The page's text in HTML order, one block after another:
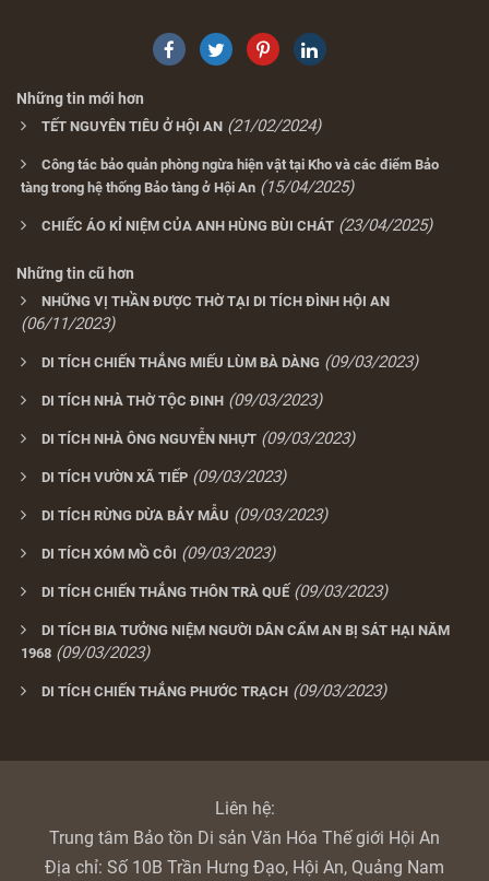
Những tin mới hơn
TẾT NGUYÊN TIÊU Ở HỘI AN (21/02/2024)
Công tác bảo quản phòng ngừa hiện vật tại Kho và các điểm Bảo
tàng trong hệ thống Bảo tàng ở Hội An (15/04/2025)
CHIẾC ÁO KỈ NIỆM CỦA ANH HÙNG BÙI CHÁT (23/04/2025)
Những tin cũ hơn
NHỮNG VỊ THẦN ĐƯỢC THỜ TẠI DI TÍCH ĐÌNH HỘI AN
(06/11/2023)
DI TÍCH CHIẾN THẮNG MIẾU LÙM BÀ DÀNG (09/03/2023)
DI TÍCH NHÀ THỜ TỘC ĐINH (09/03/2023)
DI TÍCH NHÀ ÔNG NGUYỄN NHỰT (09/03/2023)
DI TÍCH VƯỜN XÃ TIẾP (09/03/2023)
DI TÍCH RỪNG DỪA BẢY MẪU (09/03/2023)
DI TÍCH XÓM MỒ CÔI (09/03/2023)
DI TÍCH CHIẾN THẮNG THÔN TRÀ QUẾ (09/03/2023)
DI TÍCH BIA TƯỞNG NIỆM NGƯỜI DÂN CẨM AN BỊ SÁT HẠI NĂM
1968 (09/03/2023)
DI TÍCH CHIẾN THẮNG PHƯỚC TRẠCH (09/03/2023)
Liên hệ:
Trung tâm Bảo tồn Di sản Văn Hóa Thế giới Hội An
Địa chỉ: Số 10B Trần Hưng Đạo, Hội An, Quảng Nam